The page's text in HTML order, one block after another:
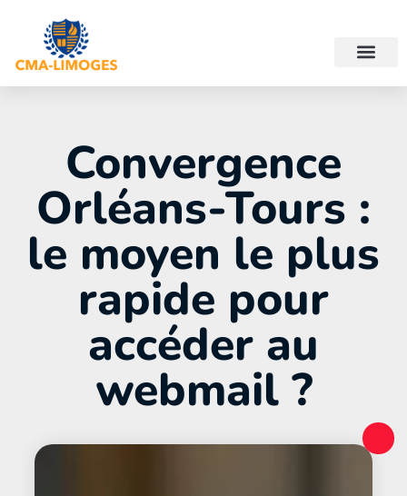
Convergence
Orléans-Tours :
le moyen le plus
rapide pour
accéder au
webmail ?